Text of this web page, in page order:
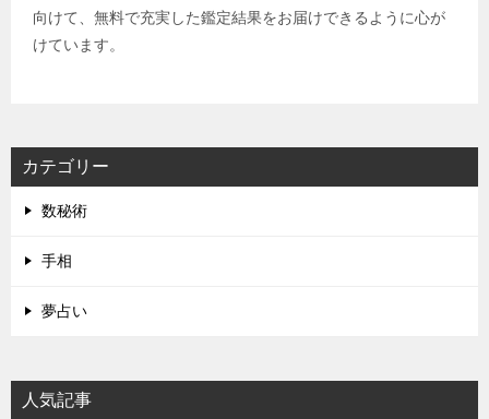
向けて、無料で充実した鑑定結果をお届けできるように心が
けています。
カテゴリー
数秘術
手相
夢占い
人気記事